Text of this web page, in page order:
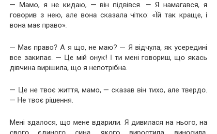
— Мамо, я не кидаю, — він підвівся. — Я намагався, я
говорив з нею, але вона сказала чітко: «Їй так краще, і
вона має право».
— Має право? А я що, не маю? — Я відчула, як усередині
все закипає. — Це мій онук! І ти мені говориш, що якась
дівчина вирішила, що я непотрібна.
— Це не твоє життя, мамо, — сказав він тихо, але твердо.
— Не твоє рішення.
Мені здалося, що мене вдарили. Я дивилася на нього, на